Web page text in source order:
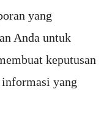
yang
Anda untuk
keputusan
yang